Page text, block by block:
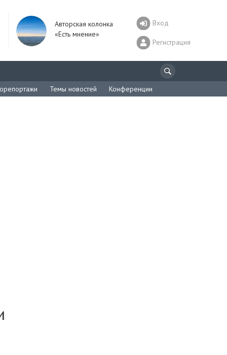
Авторская колонка
«Есть мнение»
Вход
Регистрация
Темы новостей Конференции